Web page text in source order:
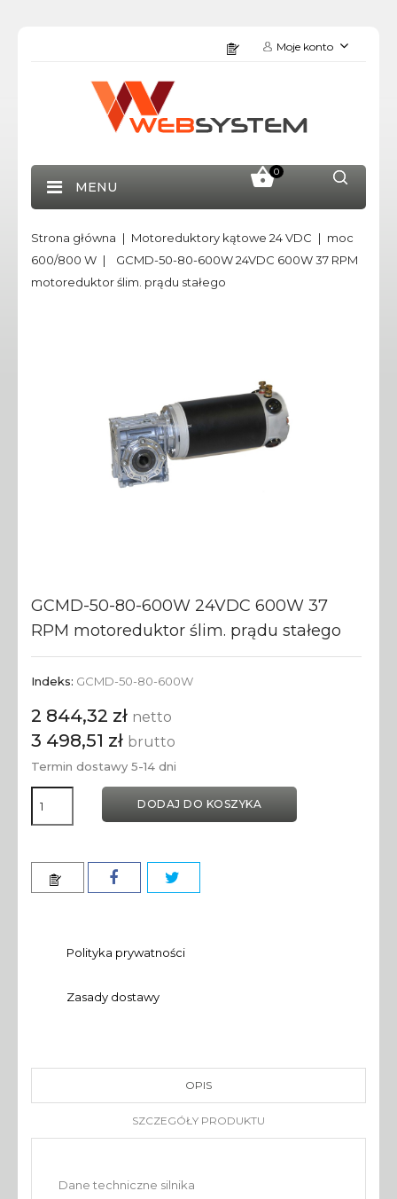
Moje konto
0
MENU
Strona główna Motoreduktory kątowe 24 VDC
moc
600/800 W
GCMD-50-80-600W 24VDC 600W 37 RPM
motoreduktor ślim. prądu stałego
GCMD-50-80-600W 24VDC 600W 37
RPM motoreduktor ślim. prądu stałego
Indeks: GCMD-50-80-600W
2 844,32 zł netto
3 498,51 zł brutto
Termin dostawy 5-14 dni
DODAJ DO KOSZYKA
Polityka prywatności
Zasady dostawy
OPIS
SZCZEGÓŁY PRODUKTU
Dane techniczne silnika